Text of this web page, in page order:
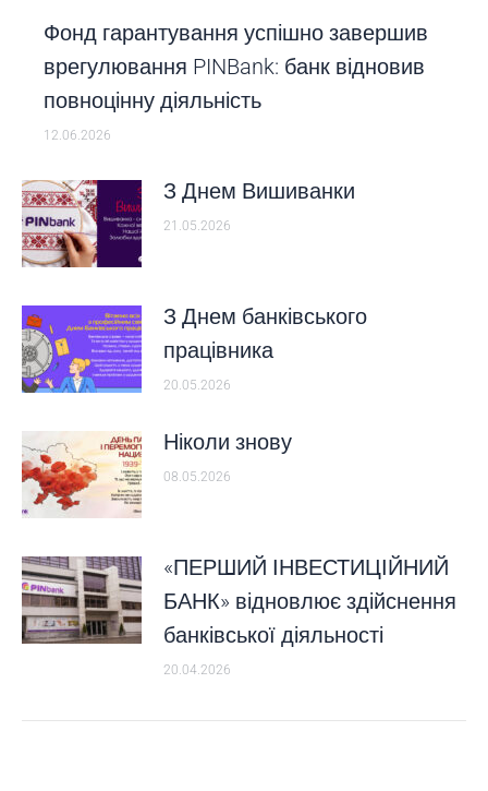
Фонд гарантування успішно завершив
врегулювання PINBank: банк відновив
повноцінну діяльність
12.06.2026
З Днем Вишиванки
21.05.2026
З Днем банківського
працівника
20.05.2026
Ніколи знову
08.05.2026
«ПЕРШИЙ ІНВЕСТИЦІЙНИЙ
БАНК» відновлює здійснення
банківської діяльності
20.04.2026